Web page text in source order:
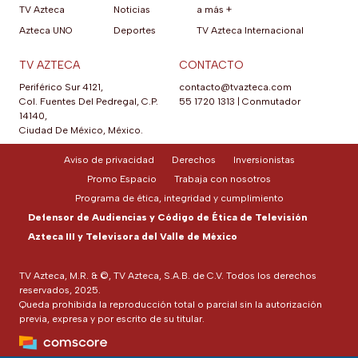
TV Azteca
Azteca UNO
Noticias
Deportes
a más +
TV Azteca Internacional
TV AZTECA
Periférico Sur 4121,
Col. Fuentes Del Pedregal, C.P.
14140,
Ciudad De México, México.
CONTACTO
contacto@tvazteca.com
55 1720 1313
Conmutador
TV Azteca, M.R. & ©, TV Azteca, S.A.B. de C.V. Todos los derechos
reservados, 2025.
Queda prohibida la reproducción total o parcial sin la autorización
previa, expresa y por escrito de su titular.
Aviso de privacidad Derechos
Inversionistas
Promo Espacio
Trabaja con nosotros
Programa de ética, integridad y cumplimiento
Defensor de Audiencias y Código de Ética de Televisión
Azteca III y Televisora del Valle de México